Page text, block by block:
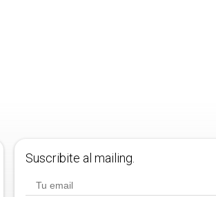
Suscribite al mailing.